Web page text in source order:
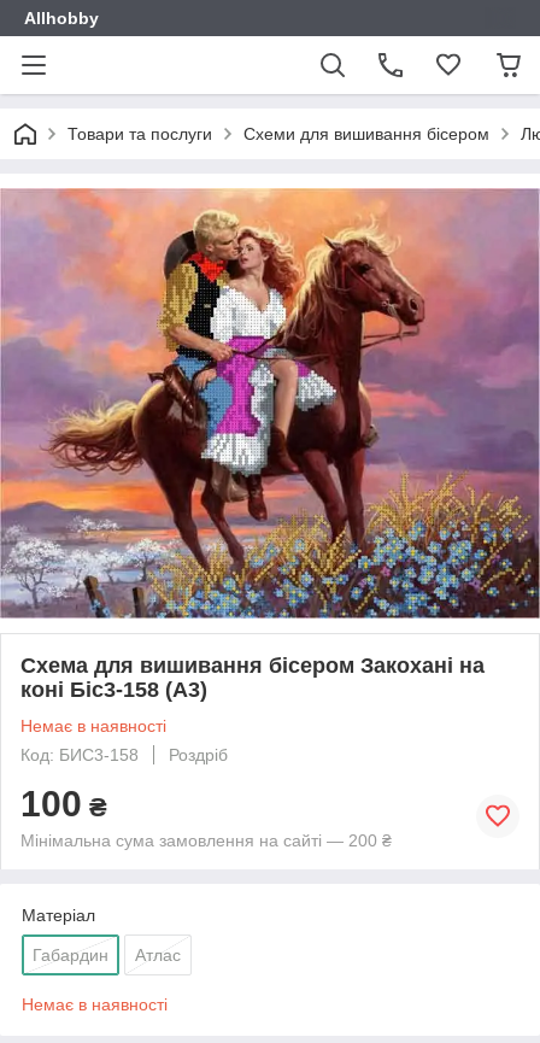
Allhobby
Товари та послуги Схеми для вишивання бісером
Схема для вишивання бісером Закохані на
коні Біс3-158 (А3)
Немає в наявності
Код: БИС3-158
Роздріб
100 ₴
Мінімальна сума замовлення на сайті — 200 ₴
Матеріал
Габардин Атлас
Немає в наявності